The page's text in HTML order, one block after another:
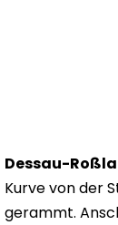
Dessau-
Kurve von der
gerammt.